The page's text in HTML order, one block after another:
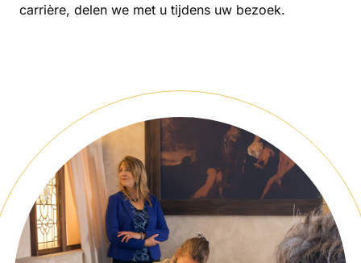
carrière, delen we met u tijdens uw bezoek.